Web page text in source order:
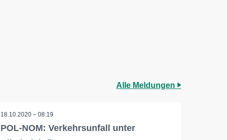
Alle Meldungen
18.10.2020 – 08:19
POL-NOM: Verkehrsunfall unter